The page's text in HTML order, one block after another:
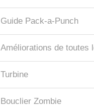
Guide Pack-a-Punch
Améliorations de toutes
Turbine
Bouclier Zombie